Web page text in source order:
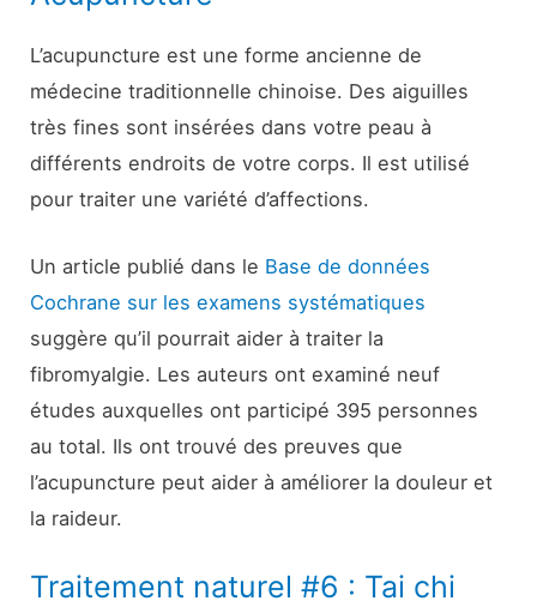
L’acupuncture est une forme ancienne de
médecine traditionnelle chinoise. Des aiguilles
très fines sont insérées dans votre peau à
différents endroits de votre corps. Il est utilisé
pour traiter une variété d’affections.
Un article publié dans le Base de données
Cochrane sur les examens systématiques
suggère qu’il pourrait aider à traiter la
fibromyalgie. Les auteurs ont examiné neuf
études auxquelles ont participé 395 personnes
au total. Ils ont trouvé des preuves que
l’acupuncture peut aider à améliorer la douleur et
la raideur.
Traitement naturel #6 : Tai chi